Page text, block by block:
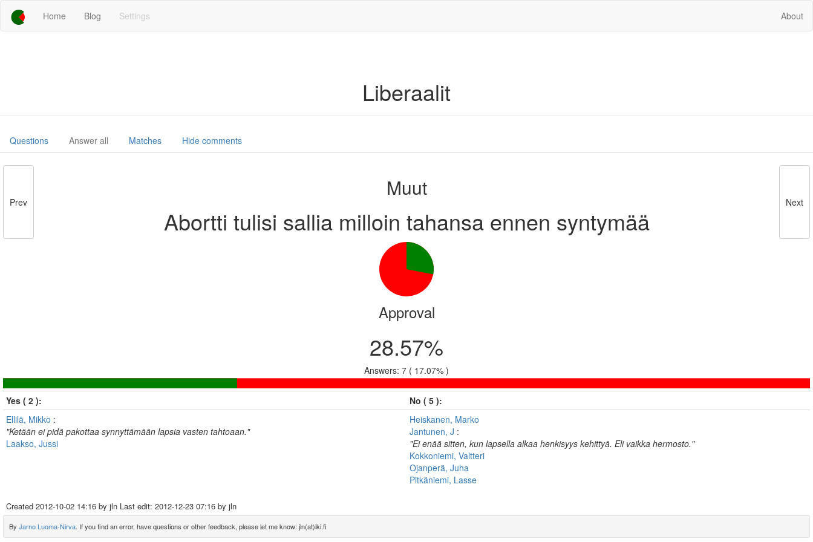
Home Blog Settings About
Liberaalit
Questions Answer all Matches Hide comments
Prev
Muut
Abortti tulisi sallia milloin tahansa ennen syntymää
Next
Approval
28.57%
Answers: 7 ( 17.07% )
Yes ( 2 ):
No ( 5 ):
Ellilä, Mikko :
"Ketään ei pidä pakottaa synnyttämään lapsia vasten tahtoaan."
Laakso, Jussi
Heiskanen, Marko
Jantunen, J :
"Ei enää sitten, kun lapsella alkaa henkisyys kehittyä. Eli vaikka hermosto."
Kokkoniemi, Valtteri
Ojanperä, Juha
Pitkäniemi, Lasse
Created 2012-10-02 14:16 by jln Last edit: 2012-12-23 07:16 by jln
By Jarno Luoma-Nirva. If you find an error, have questions or other feedback, please let me know: jln(at)iki.fi